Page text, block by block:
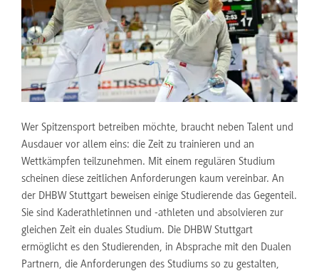
Wer Spitzensport betreiben möchte, braucht neben Talent und
Ausdauer vor allem eins: die Zeit zu trainieren und an
Wettkämpfen teilzunehmen. Mit einem regulären Studium
scheinen diese zeitlichen Anforderungen kaum vereinbar. An
der DHBW Stuttgart beweisen einige Studierende das Gegenteil.
Sie sind Kaderathletinnen und -athleten und absolvieren zur
gleichen Zeit ein duales Studium. Die DHBW Stuttgart
ermöglicht es den Studierenden, in Absprache mit den Dualen
Partnern, die Anforderungen des Studiums so zu gestalten,